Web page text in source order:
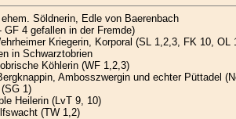
Söldnerin, Edle von Baerenbach
4 gefallen in der Fremde)
Kriegerin, Korporal (SL 1,2,3, FK 10,
in Schwarztobrien
Köhlerin (WF 1,2,3)
Ambosszwergin und echter Püttadel
1)
Heilerin (LvT 9, 10)
(TW 1,2)